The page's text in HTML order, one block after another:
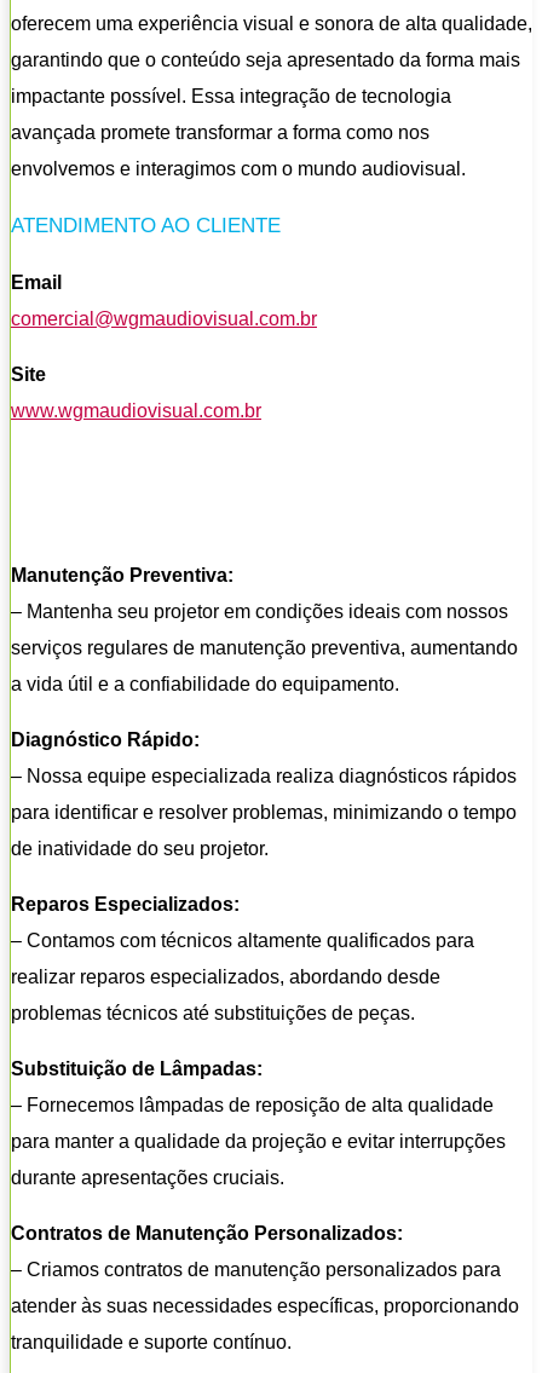
oferecem uma experiência visual e sonora de alta qualidade,
garantindo que o conteúdo seja apresentado da forma mais
impactante possível. Essa integração de tecnologia
avançada promete transformar a forma como nos
envolvemos e interagimos com o mundo audiovisual.
ATENDIMENTO AO CLIENTE
Email
comercial@wgmaudiovisual.com.br
Site
www.wgmaudiovisual.com.br
Manutenção Preventiva:
– Mantenha seu projetor em condições ideais com nossos
serviços regulares de manutenção preventiva, aumentando
a vida útil e a confiabilidade do equipamento.
Diagnóstico Rápido:
– Nossa equipe especializada realiza diagnósticos rápidos
para identificar e resolver problemas, minimizando o tempo
de inatividade do seu projetor.
Reparos Especializados:
– Contamos com técnicos altamente qualificados para
realizar reparos especializados, abordando desde
problemas técnicos até substituições de peças.
Substituição de Lâmpadas:
– Fornecemos lâmpadas de reposição de alta qualidade
para manter a qualidade da projeção e evitar interrupções
durante apresentações cruciais.
Contratos de Manutenção Personalizados:
– Criamos contratos de manutenção personalizados para
atender às suas necessidades específicas, proporcionando
tranquilidade e suporte contínuo.